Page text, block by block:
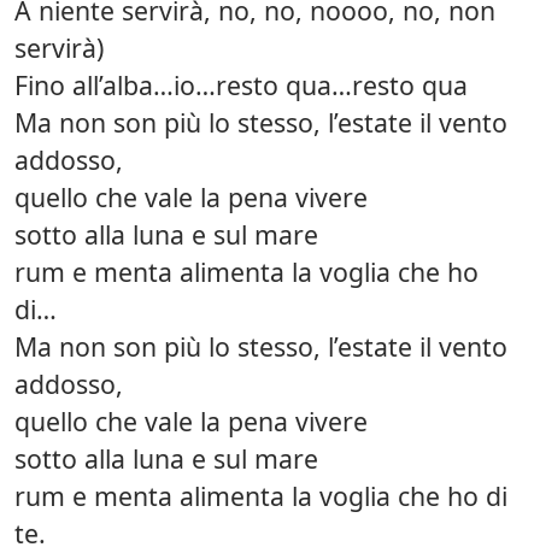
A niente servirà, no, no, noooo, no, non
servirà)
Fino all’alba…io…resto qua…resto qua
Ma non son più lo stesso, l’estate il vento
addosso,
quello che vale la pena vivere
sotto alla luna e sul mare
rum e menta alimenta la voglia che ho
di…
Ma non son più lo stesso, l’estate il vento
addosso,
quello che vale la pena vivere
sotto alla luna e sul mare
rum e menta alimenta la voglia che ho di
te.